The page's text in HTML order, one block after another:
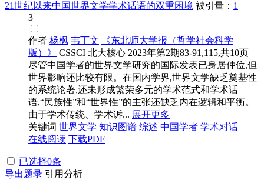
21世纪以来中国世界文学学术话语的双重困境 被引量： 1
3
作者 杨枫 韦丁文
《东北师大学报（哲学社会科学
版）》
CSSCI 北大核心 2023年第2期83-91,115,共10页
尽管中国学者的世界文学研究的国际发表已身居仲位,但
世界影响还比较有限。在国内学界,世界文学缺乏奠基性
的系统论著,还未形成繁荣多元的学术范式和学术话
语,“民族性”和“世界性”的主张还缺乏内在逻辑和平衡。
由于学术传统、学术诉... 展开更多
关键词 世界文学 知识图谱 综述 中国学者 学术对话
在线阅读 下载PDF
已选择0条
导出题录 引用分析